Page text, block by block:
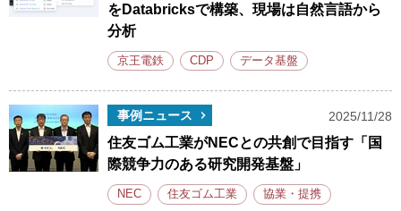
をDatabricksで構築、現場は自然言語から
分析
京王電鉄 CDP データ基盤
事例ニュース 2025/11/28
住友ゴム工業がNECとの共創で目指す「国
際競争力のある研究開発基盤」
NEC 住友ゴム工業 協業・提携